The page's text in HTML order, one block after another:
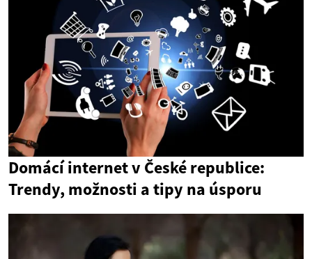
Domácí internet v České republice:
Trendy, možnosti a tipy na úsporu